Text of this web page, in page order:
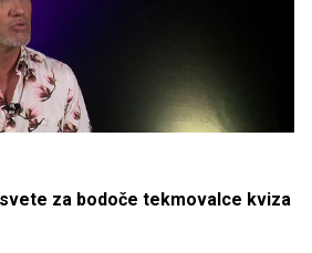
za bodoče tekmovalce kviza